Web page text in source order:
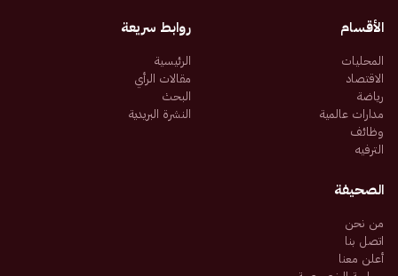
الأقسام
المحليات
الاقتصاد
رياضة
مدارات عالمية
وظائف
الترفيه
روابط سريعة
الرئيسية
مقالات الرأي
البحث
النشرة البريدية
الصحيفة
من نحن
اتصل بنا
أعلن معنا